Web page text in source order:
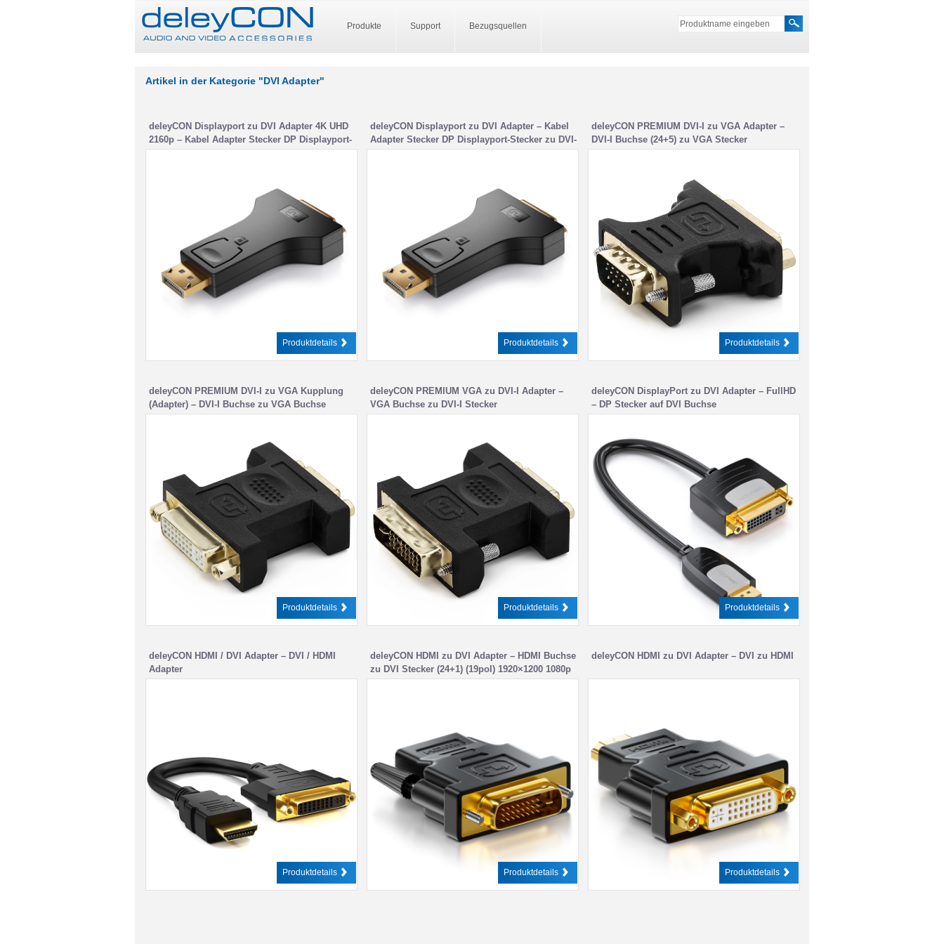
Produkte Support Bezugsquellen
Artikel in der Kategorie "DVI Adapter"
deleyCON Displayport zu DVI Adapter 4K UHD
2160p – Kabel Adapter Stecker DP Displayport-
Stecker zu DVI-Buchse
Produktdetails
deleyCON Displayport zu DVI Adapter – Kabel
Adapter Stecker DP Displayport-Stecker zu DVI-
Buchse
Produktdetails
deleyCON PREMIUM DVI-I zu VGA Adapter –
DVI-I Buchse (24+5) zu VGA Stecker
Produktdetails
deleyCON PREMIUM DVI-I zu VGA Kupplung
(Adapter) – DVI-I Buchse zu VGA Buchse
Produktdetails
deleyCON PREMIUM VGA zu DVI-I Adapter –
VGA Buchse zu DVI-I Stecker
Produktdetails
deleyCON DisplayPort zu DVI Adapter – FullHD
– DP Stecker auf DVI Buchse
Produktdetails
deleyCON HDMI / DVI Adapter – DVI / HDMI
Adapter
Produktdetails
deleyCON HDMI zu DVI Adapter – HDMI Buchse
zu DVI Stecker (24+1) (19pol) 1920×1200 1080p
– Schwarz
Produktdetails
deleyCON HDMI zu DVI Adapter – DVI zu HDMI
Produktdetails